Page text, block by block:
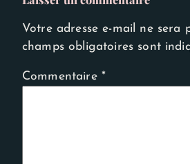
Votre adresse e-mail ne sera
champs obligatoires sont
Commentaire *